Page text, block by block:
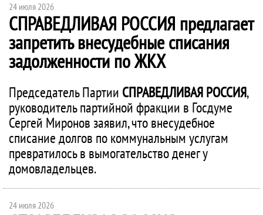
24 июля 2026
СПРАВЕДЛИВАЯ РОССИЯ предлагает
запретить внесудебные списания
задолженности по ЖКХ
Председатель Партии СПРАВЕДЛИВАЯ РОССИЯ,
руководитель партийной фракции в Госдуме
Сергей Миронов заявил, что внесудебное
списание долгов по коммунальным услугам
превратилось в вымогательство денег у
домовладельцев.
24 июля 2026